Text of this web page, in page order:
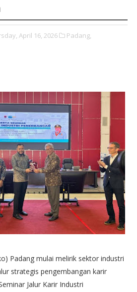
April 16, 2026 Padang,
Padang mulai melirik sektor industri
strategis pengembangan karir
Jalur Karir Industri